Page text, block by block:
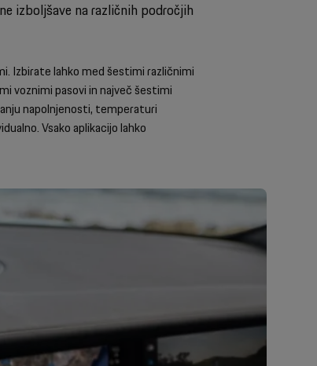
izboljšave na različnih področjih
Izbirate lahko med šestimi različnimi
voznimi pasovi in največ šestimi
napolnjenosti, temperaturi
Vsako aplikacijo lahko